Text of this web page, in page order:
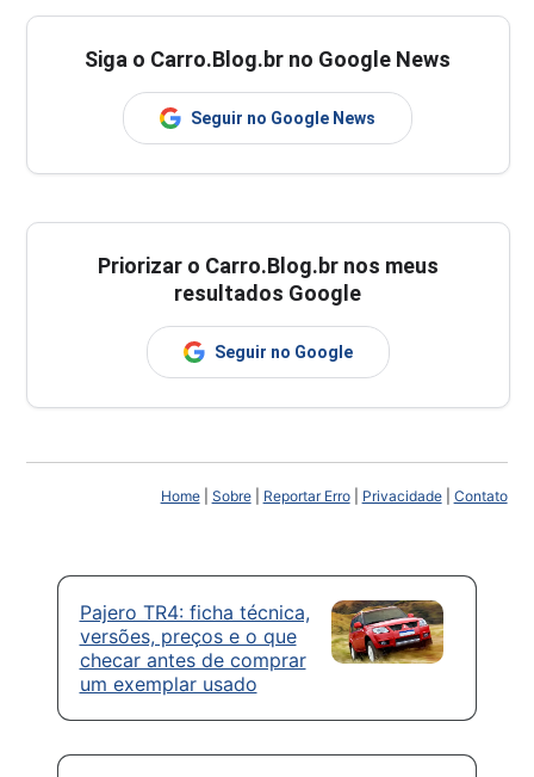
Siga o Carro.Blog.br no Google News
Seguir no Google News
Priorizar o Carro.Blog.br nos meus
resultados Google
Seguir no Google
Home| Sobre| Reportar Erro| Privacidade| Contato
Pajero TR4: ficha técnica,
versões, preços e o que
checar antes de comprar
um exemplar usado